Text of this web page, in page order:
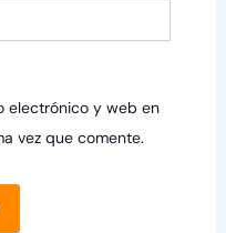
electrónico y web en
vez que comente.